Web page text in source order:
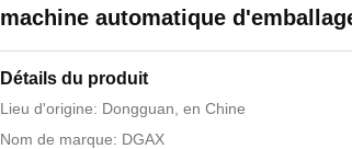
machine automatique
Détails du produit
Lieu d'origine: Dongguan, en Chine
Nom de marque: DGAX